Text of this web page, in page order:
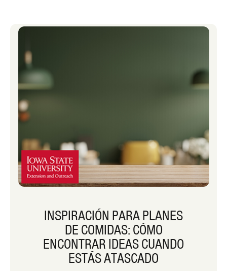
INSPIRACIÓN PARA PLANES
DE COMIDAS: CÓMO
ENCONTRAR IDEAS CUANDO
ESTÁS ATASCADO